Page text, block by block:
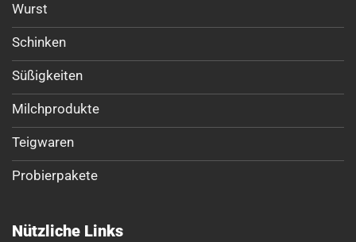
Wurst
Schinken
Süßigkeiten
Milchprodukte
Teigwaren
Probierpakete
Nützliche Links